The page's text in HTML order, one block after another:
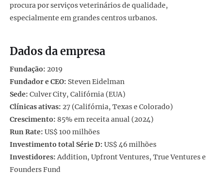
procura por serviços veterinários de qualidade,
especialmente em grandes centros urbanos.
Dados da empresa
Fundação: 2019
Fundador e CEO: Steven Eidelman
Sede: Culver City, Califórnia (EUA)
Clínicas ativas: 27 (Califórnia, Texas e Colorado)
Crescimento: 85% em receita anual (2024)
Run Rate: US$ 100 milhões
Investimento total Série D: US$ 46 milhões
Investidores:Addition, Upfront Ventures, True Ventures e
Founders Fund